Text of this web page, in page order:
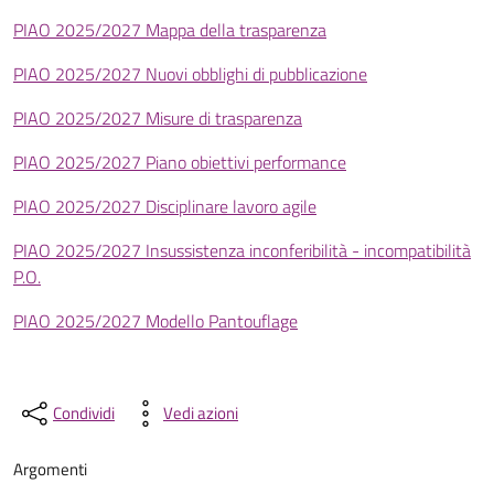
PIAO 2025/2027 Mappa della trasparenza
PIAO 2025/2027 Nuovi obblighi di pubblicazione
PIAO 2025/2027 Misure di trasparenza
PIAO 2025/2027 Piano obiettivi performance
PIAO 2025/2027 Disciplinare lavoro agile
PIAO 2025/2027 Insussistenza inconferibilità - incompatibilità
P.O.
PIAO 2025/2027 Modello Pantouflage
Condividi Vedi azioni
Argomenti